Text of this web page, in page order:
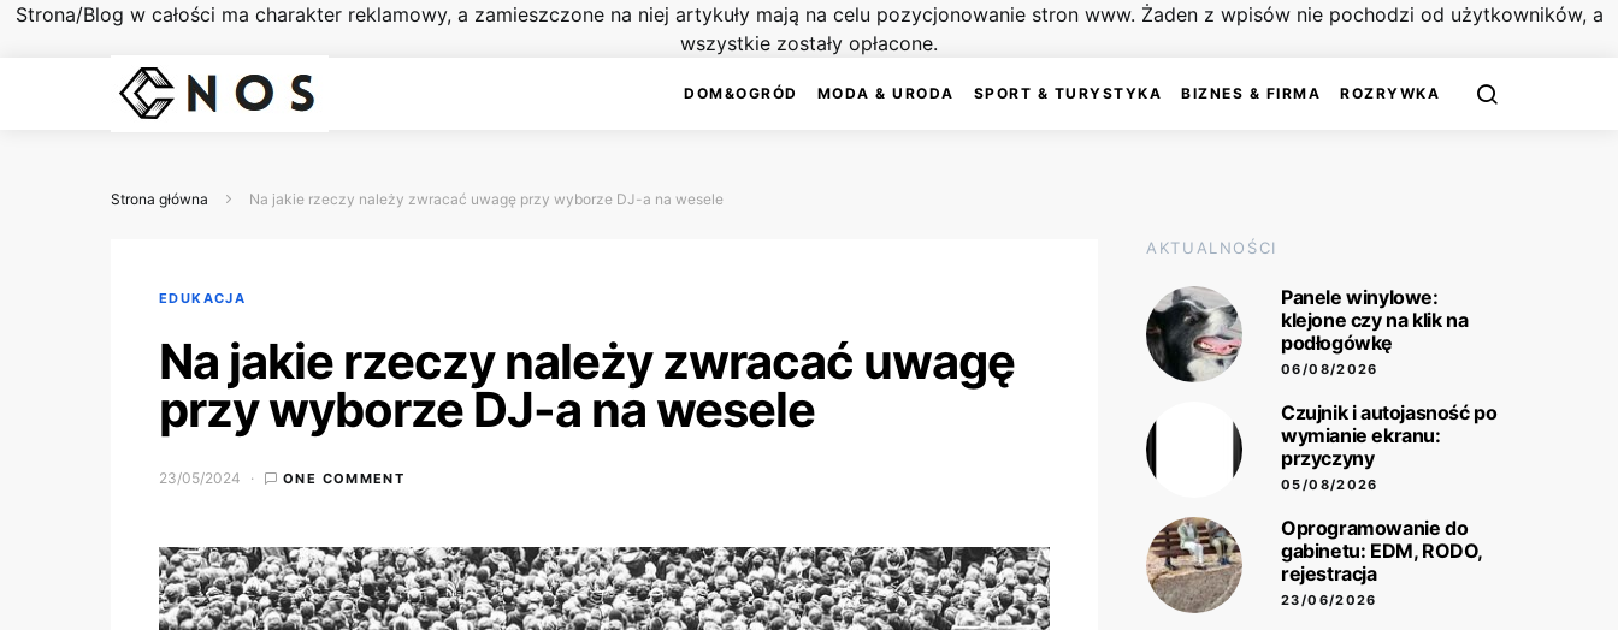
Strona/Blog w całości ma charakter reklamowy, a zamieszczone na niej artykuły mają na celu pozycjonowanie stron www. Żaden z wpisów nie pochodzi od użytkowników, a
wszystkie zostały opłacone.
DOM&OGRÓD MODA & URODA SPORT & TURYSTYKA BIZNES & FIRMA ROZRYWKA
Strona główna Na jakie rzeczy należy zwracać uwagę przy wyborze DJ-a na wesele
EDUKACJA
Na jakie rzeczy należy zwracać uwagę
przy wyborze DJ-a na wesele
23/05/2024 ONE COMMENT
AKTUALNOŚCI
Panele winylowe:
klejone czy na klik na
podłogówkę
06/08/2026
Czujnik i autojasność po
wymianie ekranu:
przyczyny
05/08/2026
Oprogramowanie do
gabinetu: EDM, RODO,
rejestracja
23/06/2026